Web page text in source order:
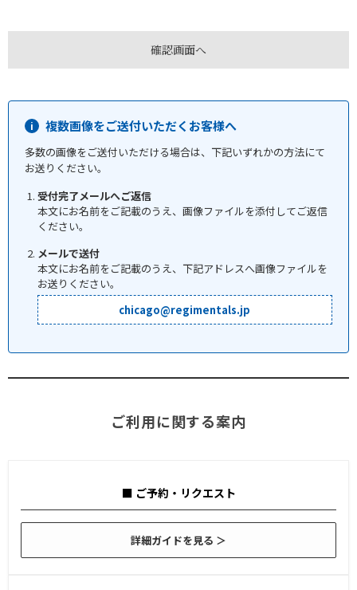
複数画像をご送付いただくお客様へ
多数の画像をご送付いただける場合は、下記いずれかの方法にて
お送りください。
受付完了メールへご返信
本文にお名前をご記載のうえ、画像ファイルを添付してご返信
ください。
メールで送付
本文にお名前をご記載のうえ、下記アドレスへ画像ファイルを
お送りください。
chicago@regimentals.jp
ご利用に関する案内
■ ご予約・リクエスト
詳細ガイドを見る ＞